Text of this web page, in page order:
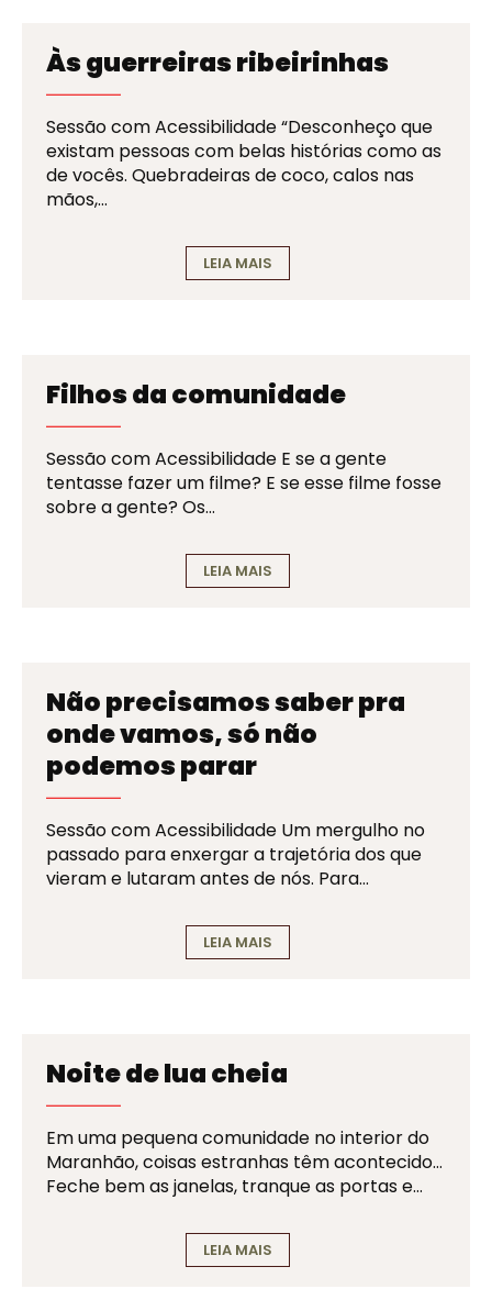
Às guerreiras ribeirinhas
Sessão com Acessibilidade “Desconheço que
existam pessoas com belas histórias como as
de vocês. Quebradeiras de coco, calos nas
mãos,…
LEIA MAIS
Filhos da comunidade
Sessão com Acessibilidade E se a gente
tentasse fazer um filme? E se esse filme fosse
sobre a gente? Os…
LEIA MAIS
Não precisamos saber pra
onde vamos, só não
podemos parar
Sessão com Acessibilidade Um mergulho no
passado para enxergar a trajetória dos que
vieram e lutaram antes de nós. Para…
LEIA MAIS
Noite de lua cheia
Em uma pequena comunidade no interior do
Maranhão, coisas estranhas têm acontecido…
Feche bem as janelas, tranque as portas e…
LEIA MAIS